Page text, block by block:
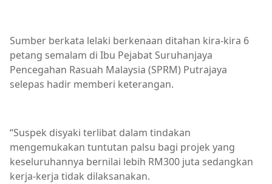
Sumber berkata lelaki berkenaan ditahan kira-kira 6
petang semalam di Ibu Pejabat Suruhanjaya
Pencegahan Rasuah Malaysia (SPRM) Putrajaya
selepas hadir memberi keterangan.
“Suspek disyaki terlibat dalam tindakan
mengemukakan tuntutan palsu bagi projek yang
keseluruhannya bernilai lebih RM300 juta sedangkan
kerja-kerja tidak dilaksanakan.